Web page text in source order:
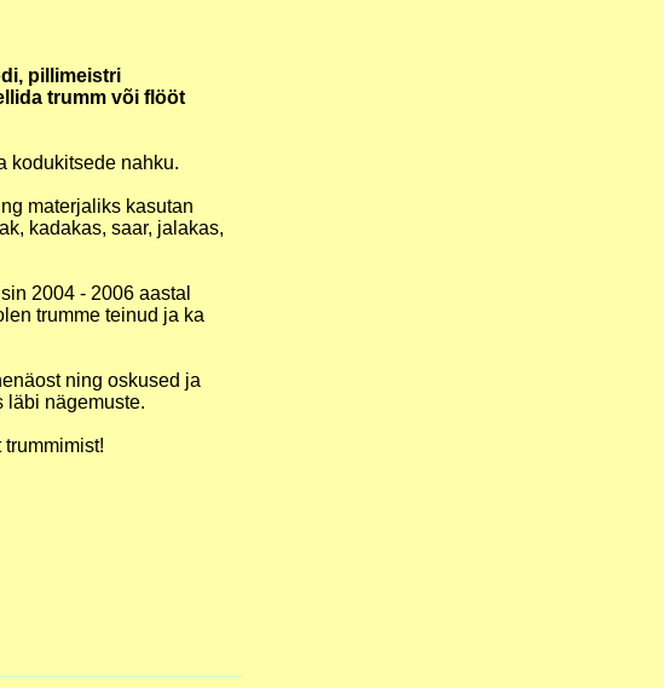
pillimeistri
trumm või flööt
kodukitsede nahku.
materjaliks kasutan
kadakas, saar, jalakas,
2004 - 2006 aastal
trumme teinud ja ka
ning oskused ja
läbi nägemuste.